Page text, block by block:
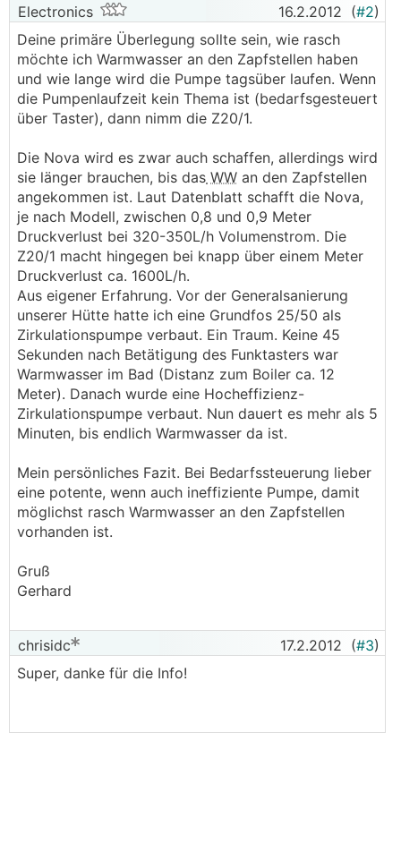
Electronics 16.2.2012 (#2)
Deine primäre Überlegung sollte sein, wie rasch
möchte ich Warmwasser an den Zapfstellen haben
und wie lange wird die Pumpe tagsüber laufen. Wenn
die Pumpenlaufzeit kein Thema ist (bedarfsgesteuert
über Taster), dann nimm die Z20/1.
Die Nova wird es zwar auch schaffen, allerdings wird
sie länger brauchen, bis das WW an den Zapfstellen
angekommen ist. Laut Datenblatt schafft die Nova,
je nach Modell, zwischen 0,8 und 0,9 Meter
Druckverlust bei 320-350L/h Volumenstrom. Die
Z20/1 macht hingegen bei knapp über einem Meter
Druckverlust ca. 1600L/h.
Aus eigener Erfahrung. Vor der Generalsanierung
unserer Hütte hatte ich eine Grundfos 25/50 als
Zirkulationspumpe verbaut. Ein Traum. Keine 45
Sekunden nach Betätigung des Funktasters war
Warmwasser im Bad (Distanz zum Boiler ca. 12
Meter). Danach wurde eine Hocheffizienz-
Zirkulationspumpe verbaut. Nun dauert es mehr als 5
Minuten, bis endlich Warmwasser da ist.
Mein persönliches Fazit. Bei Bedarfssteuerung lieber
eine potente, wenn auch ineffiziente Pumpe, damit
möglichst rasch Warmwasser an den Zapfstellen
vorhanden ist.
Gruß
Gerhard
chrisidc 17.2.2012 (#3)
Super, danke für die Info!